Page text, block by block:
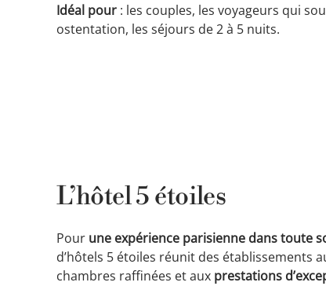
Idéal pour : les couples, les voyageurs qui
ostentation, les séjours de 2 à 5 nuits.
L’hôtel 5 étoiles
Pour une expérience parisienne dans toute
d’hôtels 5 étoiles réunit des établissements
chambres raffinées et aux prestations